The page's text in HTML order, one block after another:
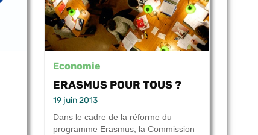
Economie
ERASMUS POUR TOUS ?
19 juin 2013
Dans le cadre de la réforme du
programme Erasmus, la Commission